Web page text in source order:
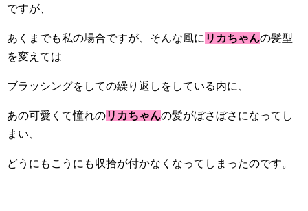
ですが、
あくまでも私の場合ですが、そんな風に リカちゃんの髪型
を変えては
ブラッシングをしての繰り返しをしている内に、
あの可愛くて憧れのリカちゃんの髪がぼさぼさになってし
まい、
どうにもこうにも収拾が付かなくなってしまったのです。